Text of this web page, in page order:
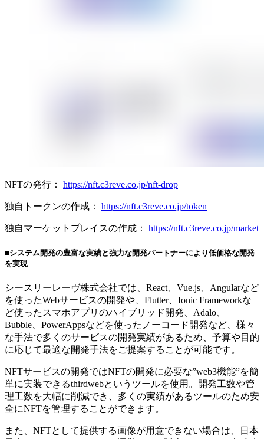
NFTの発行： https://nft.c3reve.co.jp/nft-drop
独自トークンの作成： https://nft.c3reve.co.jp/token
独自マーケットプレイスの作成： https://nft.c3reve.co.jp/market
■システム開発の豊富な実績と強力な開発パートナーにより低価格な開発
を実現
シースリーレーヴ株式会社では、React、Vue.js、Angularなど
を使ったWebサービスの開発や、Flutter、Ionic Frameworkな
ど使ったスマホアプリのハイブリッド開発、Adalo、
Bubble、PowerAppsなどを使ったノーコード開発など、様々
な手法で多くのサービスの開発実績があるため、予算や目的
に応じて最適な開発手法をご提案することが可能です。
NFTサービスの開発ではNFTの開発に必要な”web3機能”を簡
単に実装できるthirdwebというツールを使用。開発工数や管
理工数を大幅に削減でき、多くの実績があるツールのため安
全にNFTを管理することができます。
また、NFTとして提供する画像が用意できない場合は、日本